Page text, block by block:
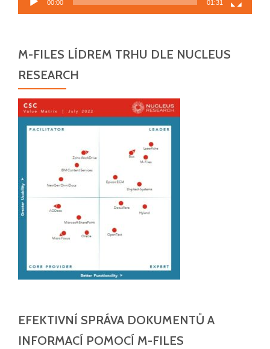
00:00 01:31
M-FILES LÍDREM TRHU DLE NUCLEUS
RESEARCH
EFEKTIVNÍ SPRÁVA DOKUMENTŮ A
INFORMACÍ POMOCÍ M-FILES